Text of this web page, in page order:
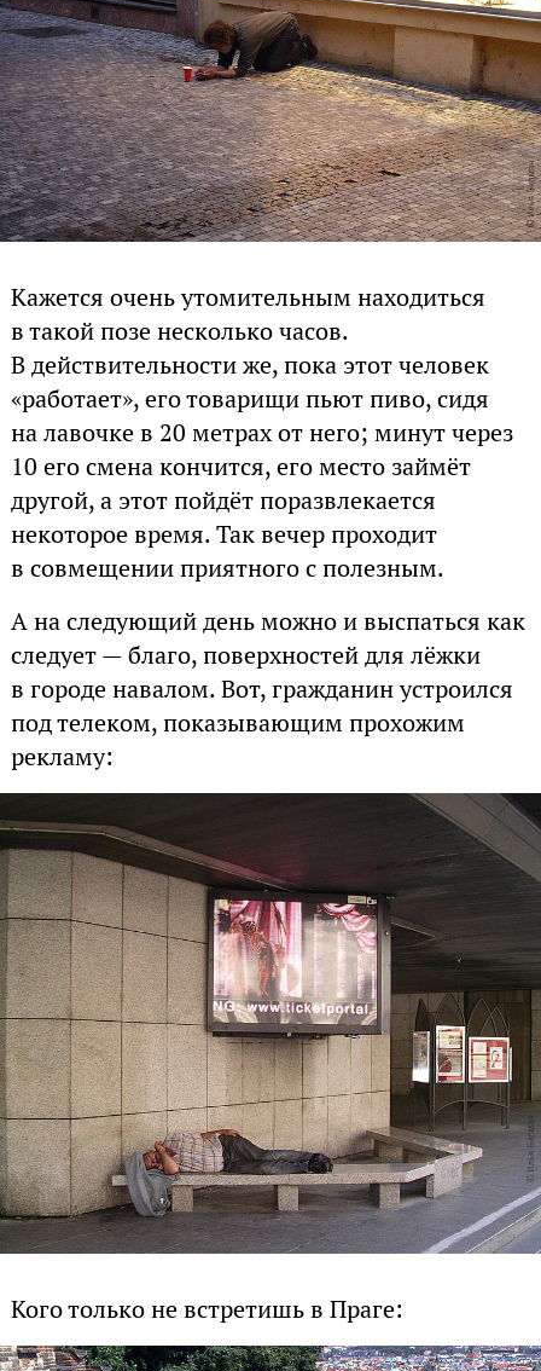
Кажется очень утомительным находиться
в такой позе несколько часов.
В действительности же, пока этот человек
«работает», его товарищи пьют пиво, сидя
на лавочке в 20 метрах от него; минут через
10 его смена кончится, его место займёт
другой, а этот пойдёт поразвлекается
некоторое время. Так вечер проходит
в совмещении приятного с полезным.
А на следующий день можно и выспаться как
следует — благо, поверхностей для лёжки
в городе навалом. Вот, гражданин устроился
под телеком, показывающим прохожим
рекламу:
Кого только не встретишь в Праге: